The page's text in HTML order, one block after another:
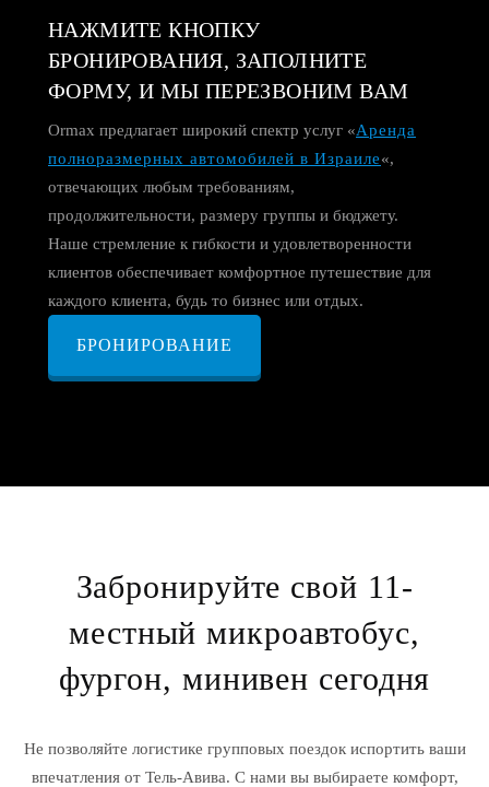
НАЖМИТЕ КНОПКУ
БРОНИРОВАНИЯ, ЗАПОЛНИТЕ
ФОРМУ, И МЫ ПЕРЕЗВОНИМ ВАМ
Ormax предлагает широкий спектр услуг «Аренда
полноразмерных автомобилей в Израиле«,
отвечающих любым требованиям,
продолжительности, размеру группы и бюджету.
Наше стремление к гибкости и удовлетворенности
клиентов обеспечивает комфортное путешествие для
каждого клиента, будь то бизнес или отдых.
БРОНИРОВАНИЕ
Забронируйте свой 11-
местный микроавтобус,
фургон, минивен сегодня
Не позволяйте логистике групповых поездок испортить ваши
впечатления от Тель-Авива. С нами вы выбираете комфорт,